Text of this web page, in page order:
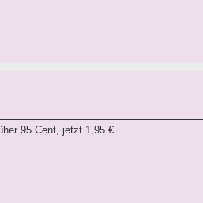
95 Cent, jetzt 1,95 €